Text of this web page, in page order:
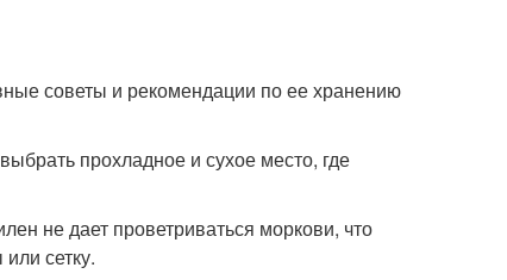
советы и рекомендации по ее хранению
прохладное и сухое место, где
не дает проветриваться моркови, что
сетку.